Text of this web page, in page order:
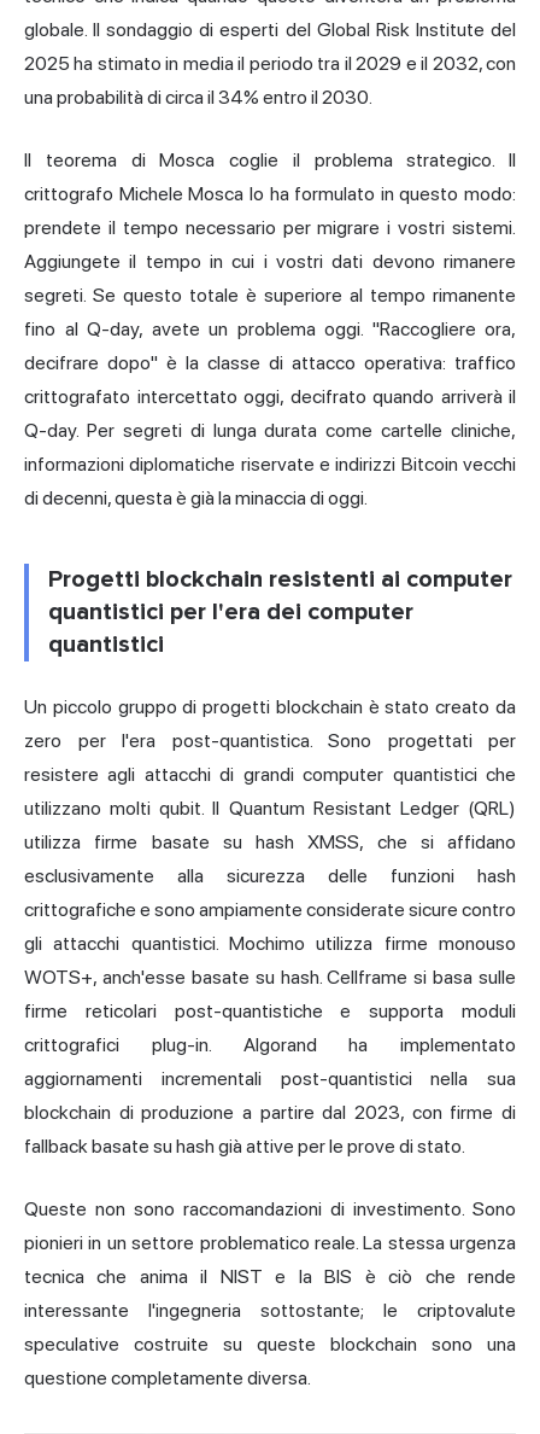
globale. Il sondaggio di esperti del Global Risk Institute del
2025 ha stimato in media il periodo tra il 2029 e il 2032, con
una probabilità di circa il 34% entro il 2030.
Il teorema di Mosca coglie il problema strategico. Il
crittografo Michele Mosca lo ha formulato in questo modo:
prendete il tempo necessario per migrare i vostri sistemi.
Aggiungete il tempo in cui i vostri dati devono rimanere
segreti. Se questo totale è superiore al tempo rimanente
fino al Q-day, avete un problema oggi. "Raccogliere ora,
decifrare dopo" è la classe di attacco operativa: traffico
crittografato intercettato oggi, decifrato quando arriverà il
Q-day. Per segreti di lunga durata come cartelle cliniche,
informazioni diplomatiche riservate e indirizzi Bitcoin vecchi
di decenni, questa è già la minaccia di oggi.
Progetti blockchain resistenti ai computer
quantistici per l'era dei computer
quantistici
Un piccolo gruppo di progetti blockchain è stato creato da
zero per l'era post-quantistica. Sono progettati per
resistere agli attacchi di grandi computer quantistici che
utilizzano molti qubit. Il Quantum Resistant Ledger (QRL)
utilizza firme basate su hash XMSS, che si affidano
esclusivamente alla sicurezza delle funzioni hash
crittografiche e sono ampiamente considerate sicure contro
gli attacchi quantistici. Mochimo utilizza firme monouso
WOTS+, anch'esse basate su hash. Cellframe si basa sulle
firme reticolari post-quantistiche e supporta moduli
crittografici plug-in. Algorand ha implementato
aggiornamenti incrementali post-quantistici nella sua
blockchain di produzione a partire dal 2023, con firme di
fallback basate su hash già attive per le prove di stato.
Queste non sono raccomandazioni di investimento. Sono
pionieri in un settore problematico reale. La stessa urgenza
tecnica che anima il NIST e la BIS è ciò che rende
interessante l'ingegneria sottostante; le criptovalute
speculative costruite su queste blockchain sono una
questione completamente diversa.